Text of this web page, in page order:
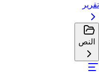
تقرير
النص